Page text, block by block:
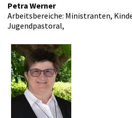
Petra Werner
Arbeitsbereiche: Ministranten,
Jugendpastoral,